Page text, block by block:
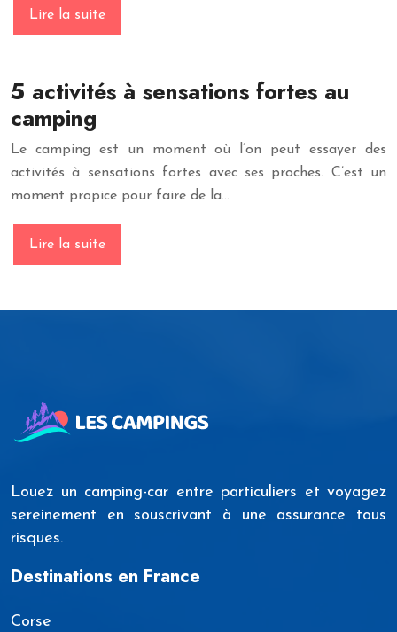
Lire la suite
5 activités à sensations fortes au
camping
Le camping est un moment où l’on peut essayer des
activités à sensations fortes avec ses proches. C’est un
moment propice pour faire de la…
Lire la suite
Louez un camping-car entre particuliers et voyagez
sereinement en souscrivant à une assurance tous
risques.
Destinations en France
Corse